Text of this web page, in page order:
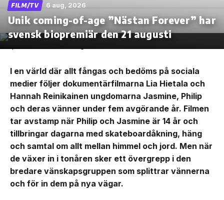
FILM/TV 6 aug, 2026
Unik coming-of-age ”Nästan Forever” har
svensk biopremiär den 21 augusti
I en värld där allt fångas och bedöms på sociala
medier följer dokumentärfilmarna Lia Hietala och
Hannah Reinikainen ungdomarna Jasmine, Philip
och deras vänner under fem avgörande år. Filmen
tar avstamp när Philip och Jasmine är 14 år och
tillbringar dagarna med skateboardåkning, häng
och samtal om allt mellan himmel och jord. Men när
de växer in i tonåren sker ett övergrepp i den
bredare vänskapsgruppen som splittrar vännerna
och för in dem på nya vägar.